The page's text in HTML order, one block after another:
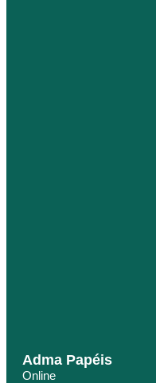
Adma Papéis
Online